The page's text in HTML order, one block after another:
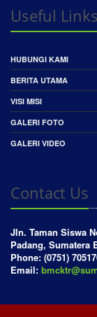
Useful Links
HUBUNGI KAMI
BERITA UTAMA
VISI MISI
GALERI FOTO
GALERI VIDEO
Contact Us
Jln. Taman Siswa
Padang, Sumatera
Phone: (0751)
Email: